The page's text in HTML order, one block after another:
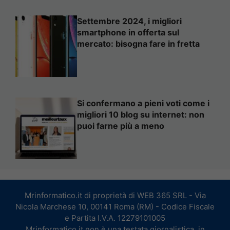
Settembre 2024, i migliori
smartphone in offerta sul
mercato: bisogna fare in fretta
Si confermano a pieni voti come i
migliori 10 blog su internet: non
puoi farne più a meno
Mrinformatico.it di proprietà di WEB 365 SRL - Via
Nicola Marchese 10, 00141 Roma (RM) - Codice Fiscale
e Partita I.V.A. 12279101005